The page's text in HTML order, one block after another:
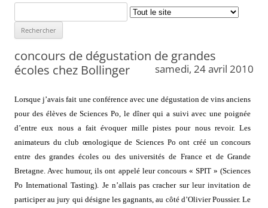
for:
concours de dégustation de grandes
écoles chez Bollinger
samedi, 24 avril 2010
Lorsque j’avais fait une conférence avec une dégustation de vins anciens
pour des élèves de Sciences Po, le dîner qui a suivi avec une poignée
d’entre eux nous a fait évoquer mille pistes pour nous revoir. Les
animateurs du club œnologique de Sciences Po ont créé un concours
entre des grandes écoles ou des universités de France et de Grande
Bretagne. Avec humour, ils ont appelé leur concours « SPIT » (Sciences
Po International Tasting). Je n’allais pas cracher sur leur invitation de
participer au jury qui désigne les gagnants, au côté d’Olivier Poussier. Le